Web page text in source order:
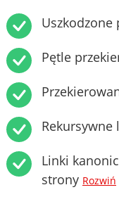
Pętle
Linki
strony Rozwiń